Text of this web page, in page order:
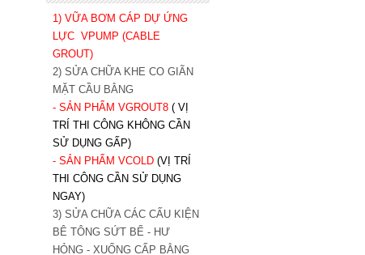
1) VỮA BƠM CÁP DỰ ỨNG
LỰC VPUMP (CABLE
GROUT)
2) SỬA CHỮA KHE CO GIÃN
MẶT CẦU BẰNG
- SẢN PHẨM VGROUT8 ( VỊ
TRÍ THI CÔNG KHÔNG CẦN
SỬ DỤNG GẤP)
- SẢN PHẨM VCOLD (VỊ TRÍ
THI CÔNG CẦN SỬ DỤNG
NGAY)
3) SỬA CHỮA CÁC CẤU KIỆN
BÊ TÔNG SỨT BỂ - HƯ
HỎNG - XUỐNG CẤP BẰNG